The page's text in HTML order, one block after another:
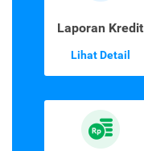
Laporan Kredit
Lihat Detail